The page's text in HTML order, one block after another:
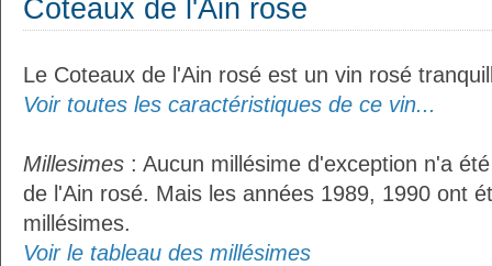
Coteaux de l'Ain rosé
Le Coteaux de l'Ain rosé est un vin rosé
Voir toutes les caractéristiques de ce vin...
Millesimes : Aucun millésime d'exception n'a
de l'Ain rosé. Mais les années 1989, 1990 ont
millésimes.
Voir le tableau des millésimes